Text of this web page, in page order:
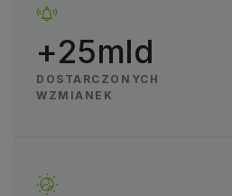
+25mld
DOSTARCZONYCH
WZMIANEK